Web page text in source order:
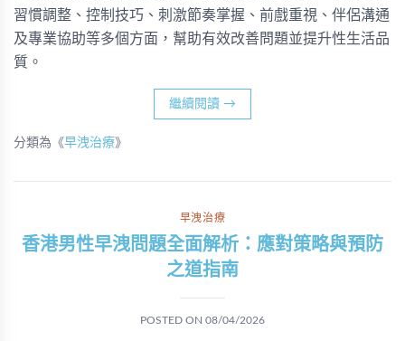
習慣調整、控制技巧、刺激節奏掌握、前戲重視、伴侶溝通
及專業協助等多個方面，幫助有效改善問題並提升性生活品
質。
繼續閱讀 →
分類為《早洩治療》
早洩治療
香港男性早洩問題全面解析：應對策略與預防
之道指南
POSTED ON 08/04/2026